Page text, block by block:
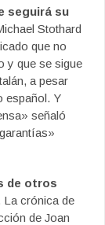
seguirá su
Stothard
que no
y que se sigue
a pesar
español. Y
señaló
de otros
La crónica de
de Joan